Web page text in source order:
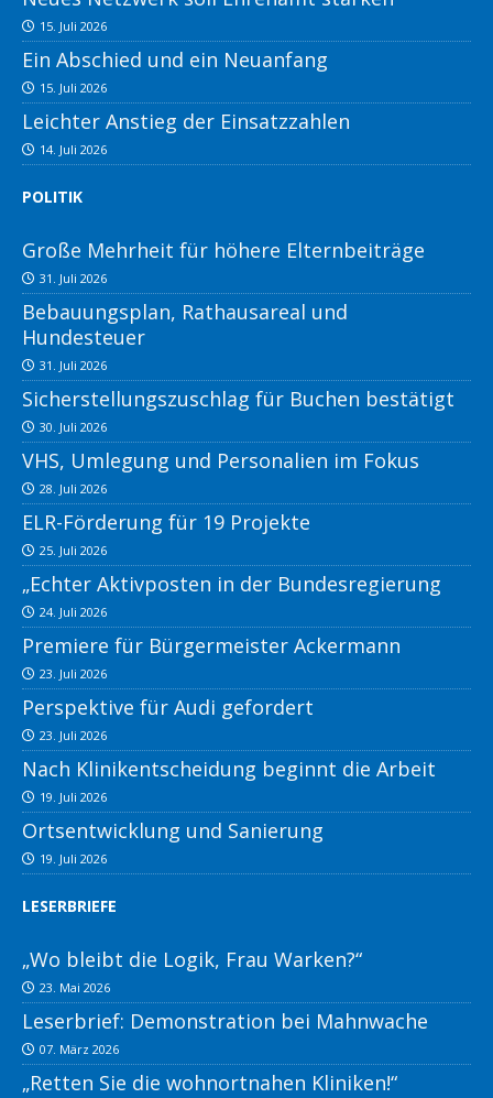
15. Juli 2026
Ein Abschied und ein Neuanfang
15. Juli 2026
Leichter Anstieg der Einsatzzahlen
14. Juli 2026
POLITIK
Große Mehrheit für höhere Elternbeiträge
31. Juli 2026
Bebauungsplan, Rathausareal und
Hundesteuer
31. Juli 2026
Sicherstellungszuschlag für Buchen bestätigt
30. Juli 2026
VHS, Umlegung und Personalien im Fokus
28. Juli 2026
ELR-Förderung für 19 Projekte
25. Juli 2026
„Echter Aktivposten in der Bundesregierung
24. Juli 2026
Premiere für Bürgermeister Ackermann
23. Juli 2026
Perspektive für Audi gefordert
23. Juli 2026
Nach Klinikentscheidung beginnt die Arbeit
19. Juli 2026
Ortsentwicklung und Sanierung
19. Juli 2026
LESERBRIEFE
„Wo bleibt die Logik, Frau Warken?“
23. Mai 2026
Leserbrief: Demonstration bei Mahnwache
07. März 2026
„Retten Sie die wohnortnahen Kliniken!“